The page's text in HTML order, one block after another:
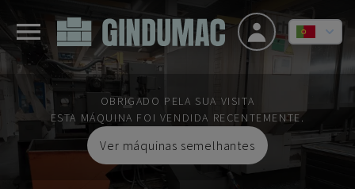
OBRIGADO PELA SUA VISITA
ESTA MÁQUINA FOI VENDIDA RECENTEMENTE.
Ver máquinas semelhantes